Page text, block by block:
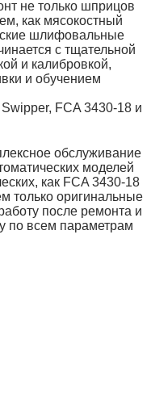
не только шприцов
как мясокостный
шлифовальные
с тщательной
и калибровкой,
и обучением
FCA 3430‑18 и
обслуживание
моделей
как FCA 3430‑18
только оригинальные
после ремонта и
по всем параметрам